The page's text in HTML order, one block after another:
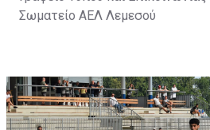
Σωματείο ΑΕΛ Λεμεσού